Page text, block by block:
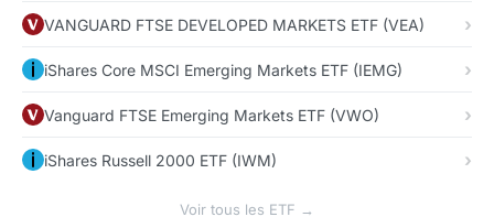
VANGUARD FTSE DEVELOPED MARKETS ETF (VEA)
iShares Core MSCI Emerging Markets ETF (IEMG)
Vanguard FTSE Emerging Markets ETF (VWO)
iShares Russell 2000 ETF (IWM)
Voir tous les ETF →